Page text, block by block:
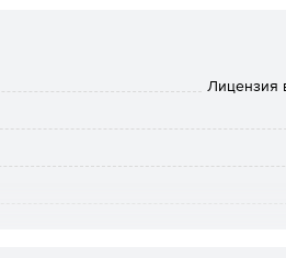
групп пользователей.
централизованной настройки и
сети, быстрое обновление
доступа неавторизованного ПО в
Лицензия